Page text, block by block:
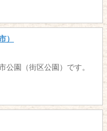
）
公園（街区公園）です。